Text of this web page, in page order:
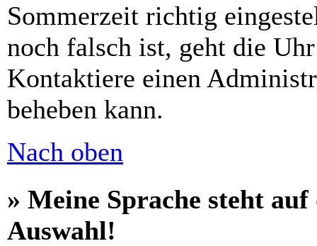
Sommerzeit richtig
noch falsch ist, geht die
Kontaktiere einen
beheben kann.
Nach oben
» Meine Sprache steht
Auswahl!